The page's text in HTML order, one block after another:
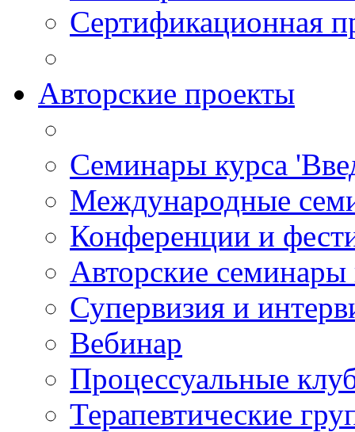
Сертификационная
Авторские проекты
Семинары курса
Международные
Конференции и
Авторские
Супервизия и
Вебинар
Процессуальные
Терапевтические